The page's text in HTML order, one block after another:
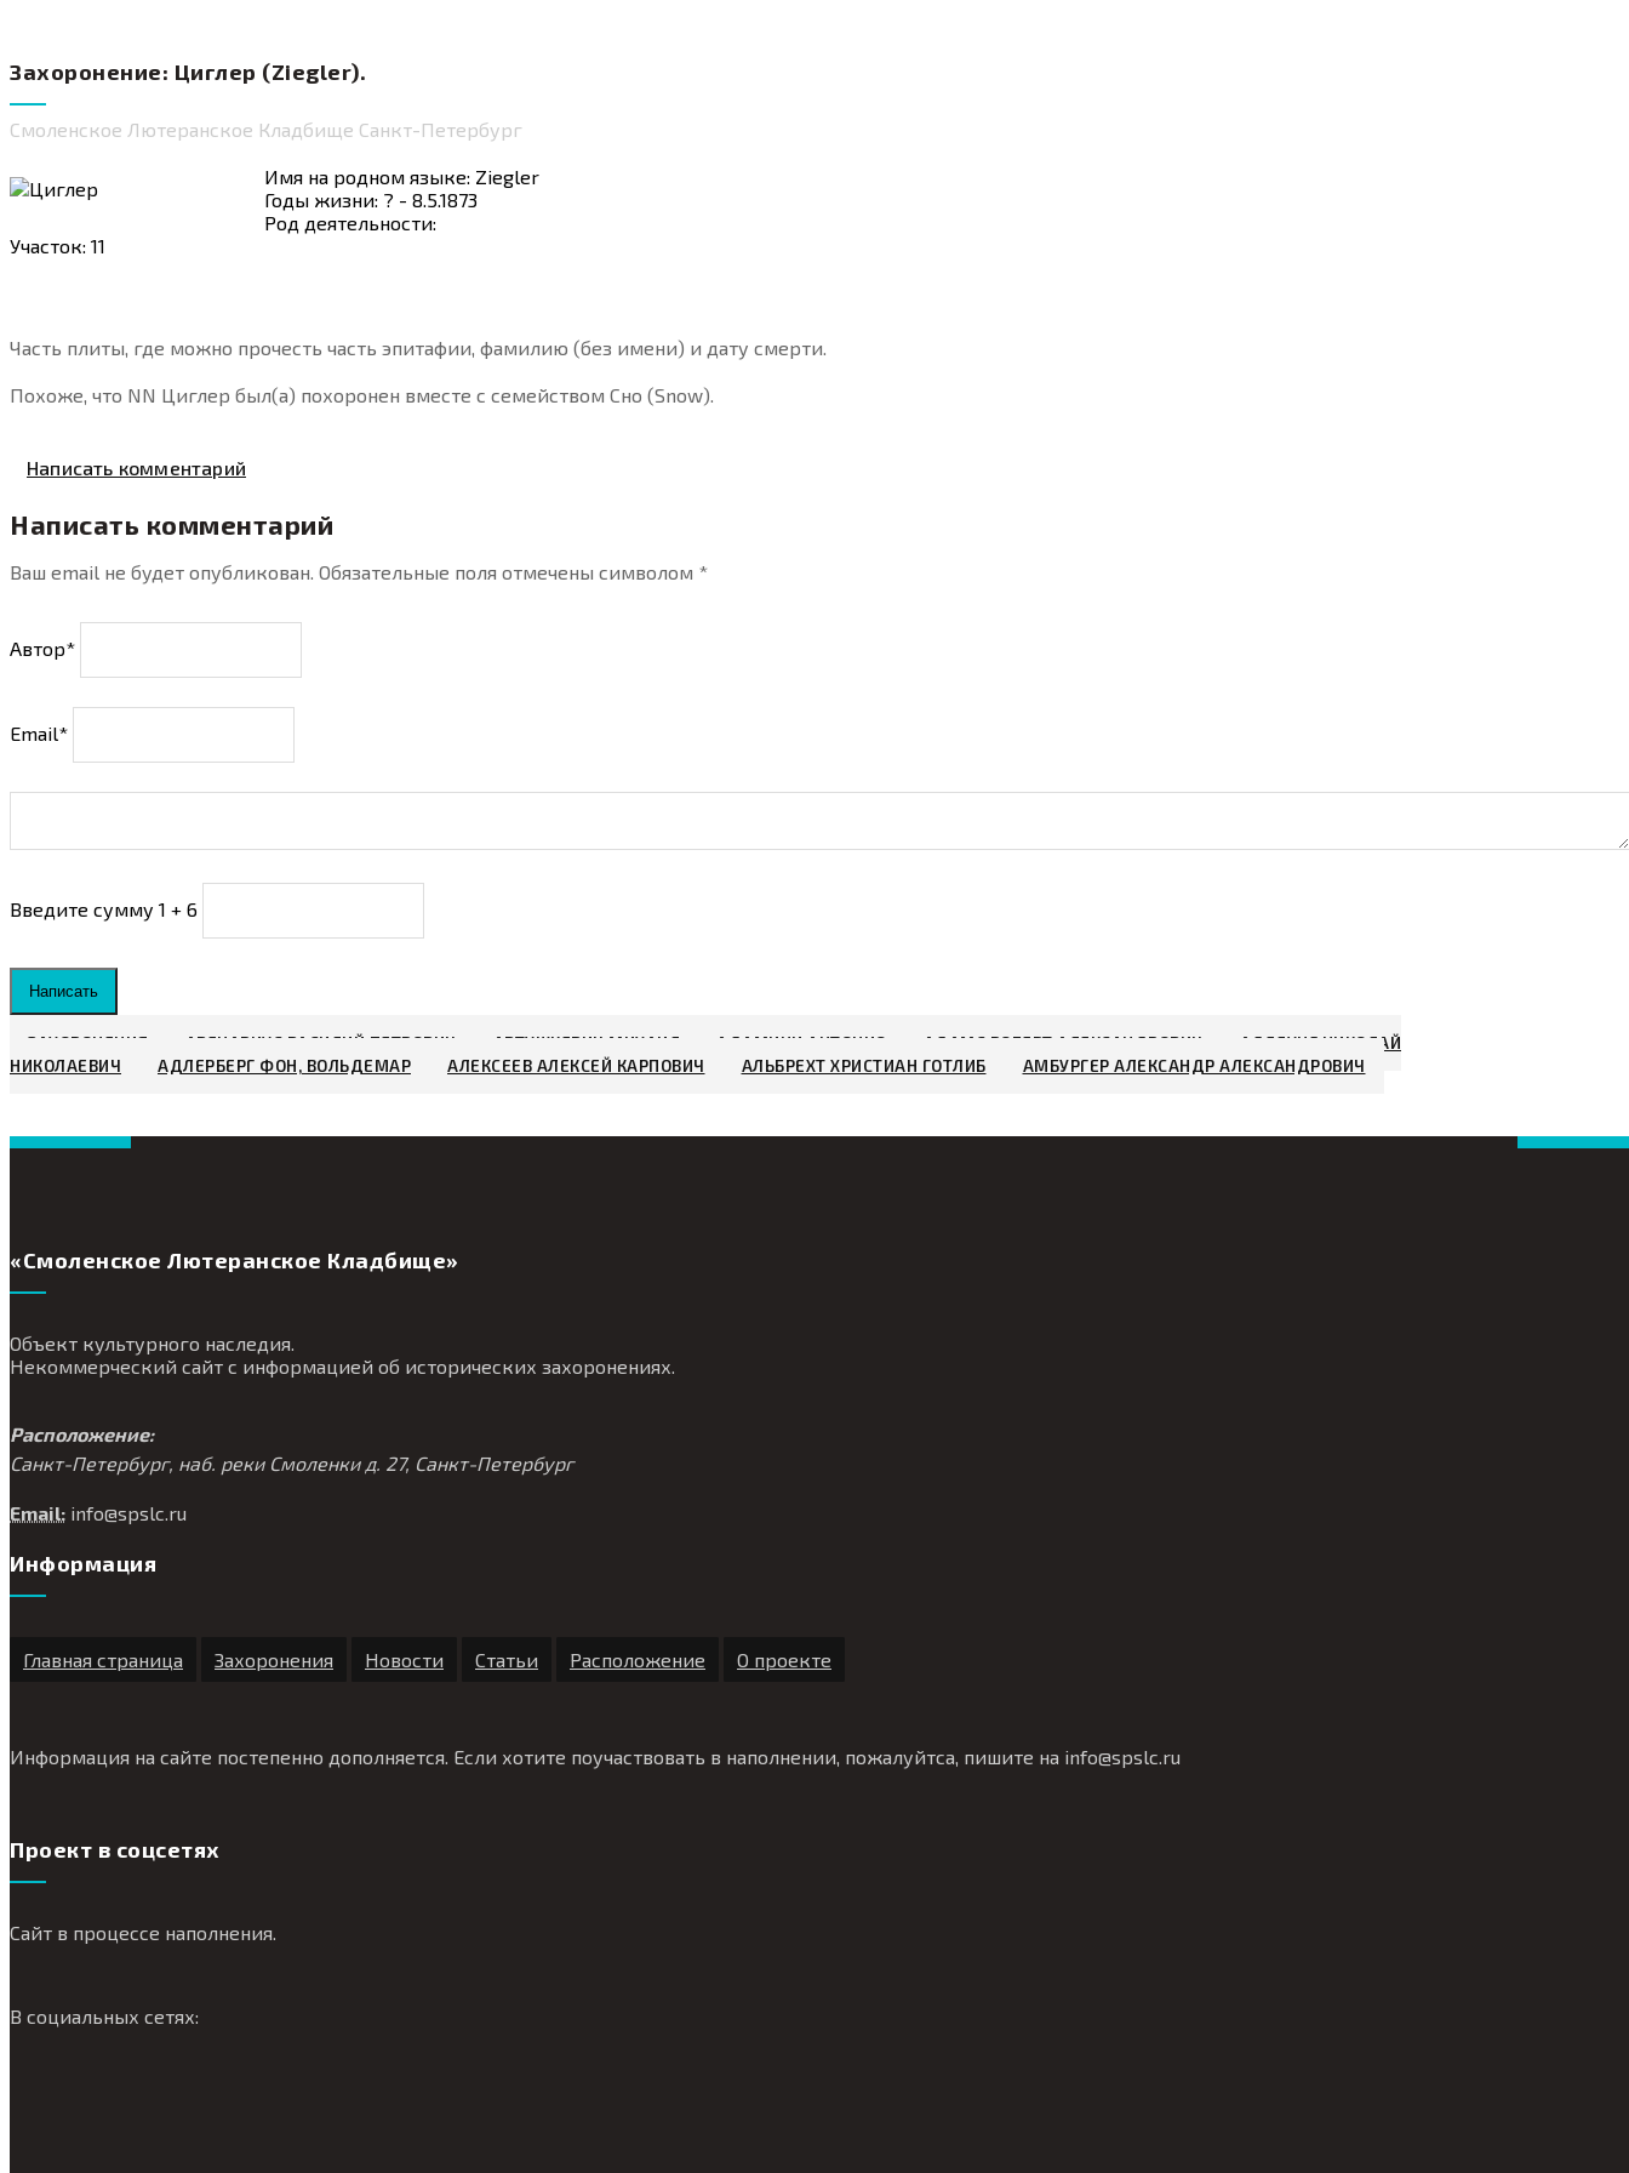
Захоронение: Циглер (Ziegler).
Смоленское Лютеранское Кладбище Санкт-Петербург
Имя на родном языке: Ziegler
Годы жизни: ? - 8.5.1873
Род деятельности:
Участок: 11
Часть плиты, где можно прочесть часть эпитафии, фамилию (без имени) и дату смерти.
Похоже, что NN Циглер был(а) похоронен вместе с семейством Сно (Snow).
Написать комментарий
Написать комментарий
Ваш email не будет опубликован. Обязательные поля отмечены символом *
Автор*
Email*
Введите сумму 1 + 6
Написать
ЗАХОРОНЕНИЯ АВЕНАРИУС ВАСИЛИЙ ПЕТРОВИЧ АВТУШКЕВИЧ МИХАИЛ АДАМИНИ АНТОНИО АДАМС РОБЕРТ АЛЕКСАНДРОВИЧ
АДЕЛУНГ НИКОЛАЙ
НИКОЛАЕВИЧ
АДЛЕРБЕРГ ФОН, ВОЛЬДЕМАР АЛЕКСЕЕВ АЛЕКСЕЙ КАРПОВИЧ АЛЬБРЕХТ ХРИСТИАН ГОТЛИБ АМБУРГЕР АЛЕКСАНДР АЛЕКСАНДРОВИЧ
«Смоленское Лютеранское Кладбище»
Объект культурного наследия.
Некоммерческий сайт с информацией об исторических захоронениях.
Расположение:
Санкт-Петербург, наб. реки Смоленки д. 27, Санкт-Петербург
Email: info@spslc.ru
Информация
Главная страница Захоронения Новости Статьи Расположение О проекте
Информация на сайте постепенно дополняется. Если хотите поучаствовать в наполнении, пожалуйтса, пишите на info@spslc.ru
Проект в соцсетях
Сайт в процессе наполнения.
В социальных сетях: